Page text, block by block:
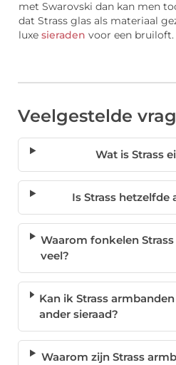
met Swarovski dan kan men
dat Strass glas als materiaal
luxe sieraden voor een bruiloft.
Veelgestelde
Wat is Strass
Is Strass hetzelfde
Waarom fonkelen
veel?
Kan ik Strass
ander sieraad?
Waarom zijn Strass